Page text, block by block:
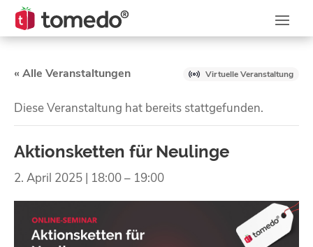
« Alle Veranstaltungen Virtuelle Veranstaltung
Diese Veranstaltung hat bereits stattgefunden.
Aktionsketten für Neulinge
2. April 2025 | 18:00– 19:00